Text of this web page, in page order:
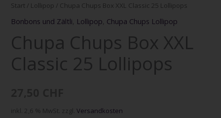
Start / Lollipop / Chupa Chups Box XXL Classic 25 Lollipops
Bonbons und Zältli Lollipop Chupa Chups Lollipop
Chupa Chups Box XXL
Classic 25 Lollipops
inkl. 2,6 % MwSt. zzgl.Versandkosten